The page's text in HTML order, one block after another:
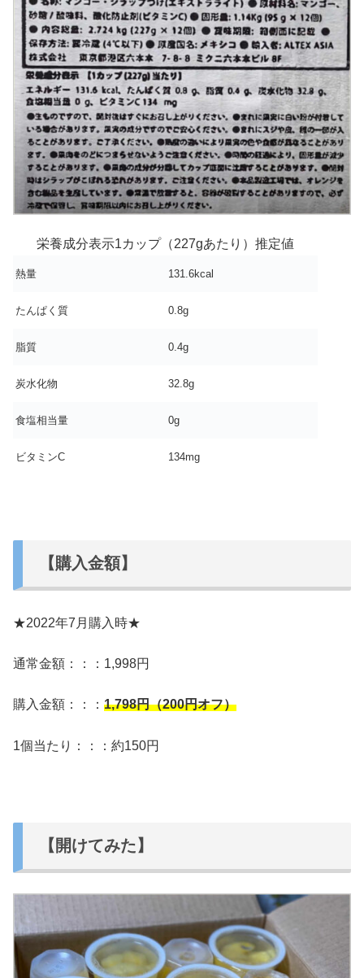
栄養成分表示1カップ（227gあたり）推定値
熱量 131.6kcal
たんぱく質 0.8g
脂質 0.4g
炭水化物 32.8g
食塩相当量 0g
ビタミンC 134mg
【購入金額】
★2022年7月購入時★
通常金額：：：1,998円
購入金額：：： 1,798円（200円オフ）
1個当たり：：：約150円
【開けてみた】